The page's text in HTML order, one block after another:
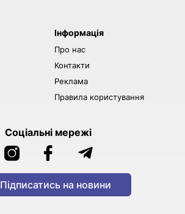
Інформація
Про нас
Контакти
Реклама
Правила користування
Соціальні мережі
Підписатись на новини